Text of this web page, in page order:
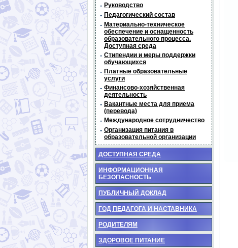
- Руководство
- Педагогический состав
- Материально-техническое
обеспечение и оснащенность
образовательного процесса.
Доступная среда
- Стипендии и меры поддержки
обучающихся
- Платные образовательные
услуги
- Финансово-хозяйственная
деятельность
- Вакантные места для приема
(перевода)
- Международное сотрудничество
- Организация питания в
образовательной организации
ДОСТУПНАЯ СРЕДА
ИНФОРМАЦИОННАЯ
БЕЗОПАСНОСТЬ
ПУБЛИЧНЫЙ ДОКЛАД
ГОД ПЕДАГОГА И НАСТАВНИКА
РОДИТЕЛЯМ
ЗДОРОВОЕ ПИТАНИЕ